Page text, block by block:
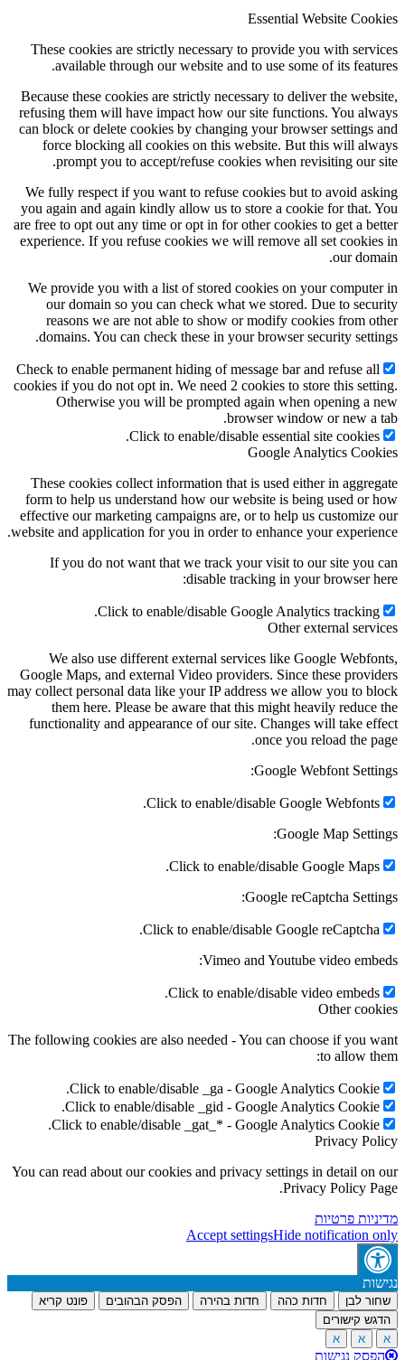
Essential Website Cookies
These cookies are strictly necessary to provide you with services
available through our website and to use some of its features.
Because these cookies are strictly necessary to deliver the website,
refusing them will have impact how our site functions. You always
can block or delete cookies by changing your browser settings and
force blocking all cookies on this website. But this will always
prompt you to accept/refuse cookies when revisiting our site.
We fully respect if you want to refuse cookies but to avoid asking
you again and again kindly allow us to store a cookie for that. You
are free to opt out any time or opt in for other cookies to get a better
experience. If you refuse cookies we will remove all set cookies in
our domain.
We provide you with a list of stored cookies on your computer in
our domain so you can check what we stored. Due to security
reasons we are not able to show or modify cookies from other
domains. You can check these in your browser security settings.
Check to enable permanent hiding of message bar and refuse all
cookies if you do not opt in. We need 2 cookies to store this setting.
Otherwise you will be prompted again when opening a new
browser window or new a tab.
Click to enable/disable essential site cookies.
Google Analytics Cookies
These cookies collect information that is used either in aggregate
form to help us understand how our website is being used or how
effective our marketing campaigns are, or to help us customize our
website and application for you in order to enhance your experience.
If you do not want that we track your visit to our site you can
disable tracking in your browser here:
Click to enable/disable Google Analytics tracking.
Other external services
We also use different external services like Google Webfonts,
Google Maps, and external Video providers. Since these providers
may collect personal data like your IP address we allow you to block
them here. Please be aware that this might heavily reduce the
functionality and appearance of our site. Changes will take effect
once you reload the page.
Google Webfont Settings:
Click to enable/disable Google Webfonts.
Google Map Settings:
Click to enable/disable Google Maps.
Google reCaptcha Settings:
Click to enable/disable Google reCaptcha.
Vimeo and Youtube video embeds:
Click to enable/disable video embeds.
Other cookies
The following cookies are also needed - You can choose if you want
to allow them:
Click to enable/disable _ga - Google Analytics Cookie.
Click to enable/disable _gid - Google Analytics Cookie.
Click to enable/disable _gat_* - Google Analytics Cookie.
Privacy Policy
You can read about our cookies and privacy settings in detail on our
Privacy Policy Page.
מדיניות פרטיות
Accept settingsHide notification only
נגישות
שחור לבן חדות כהה חדות בהירה הפסק הבהובים
פונט קריא
הדגש קישורים
א
א א
הפסק נגישות